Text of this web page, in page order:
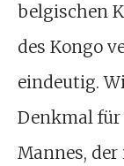
belgischen
des Kongo
eindeutig.
Denkmal für
Mannes,